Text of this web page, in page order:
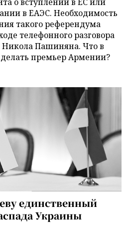
в ЕАЭС. Необходимость
такого референдума
телефонного разговора
Пашиняна. Что в
премьер Армении?
единственный
Украины